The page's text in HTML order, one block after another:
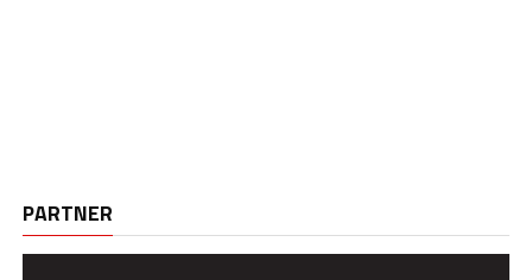
PARTNER